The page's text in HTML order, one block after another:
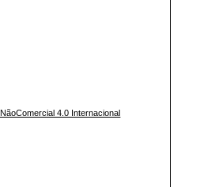
4.0 Internacional